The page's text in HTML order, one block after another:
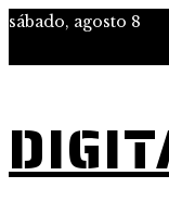
sábado, agosto 8